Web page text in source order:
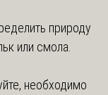
природу
или смола.
необходимо